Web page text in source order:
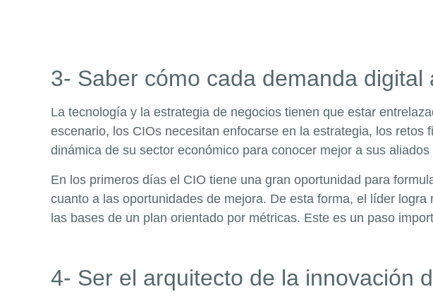
3- Saber cómo cada demanda
La tecnología y la estrategia de negocios tienen que estar
escenario, los CIOs necesitan enfocarse en la estrategia, los
dinámica de su sector económico para conocer mejor a sus
En los primeros días el CIO tiene una gran oportunidad para
cuanto a las oportunidades de mejora. De esta forma, el líder
las bases de un plan orientado por métricas. Este es un paso
4- Ser el arquitecto de la innovación